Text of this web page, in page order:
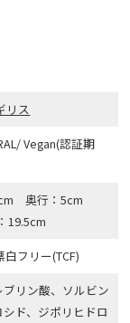
リス
Vegan(認証期
奥行：5cm
19.5cm
フリー(TCF)
リン酸、ソルビン
ド、ジポリヒドロ